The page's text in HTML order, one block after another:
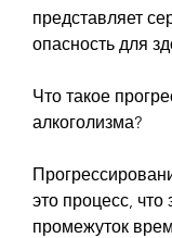
представляет
опасность для
Что такое
алкоголизма?
это процесс, что
промежуток